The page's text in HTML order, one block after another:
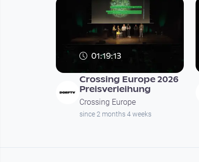
01:19:13
Crossing Europe 2026
Preisverleihung
Crossing Europe
since 2 months 4 weeks